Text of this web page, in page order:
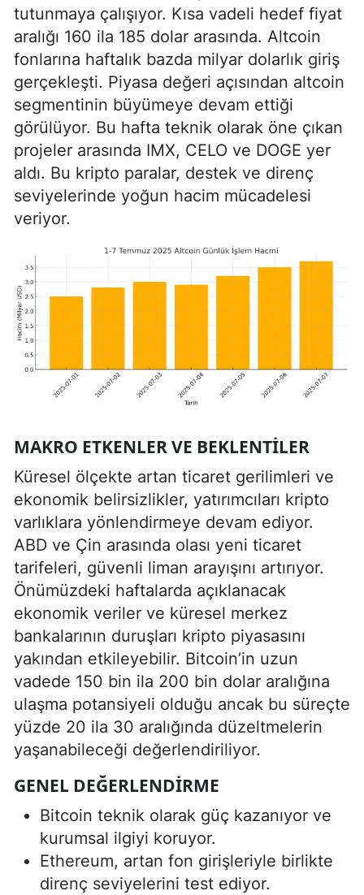
tutunmaya çalışıyor. Kısa vadeli hedef fiyat
aralığı 160 ila 185 dolar arasında. Altcoin
fonlarına haftalık bazda milyar dolarlık giriş
gerçekleşti. Piyasa değeri açısından altcoin
segmentinin büyümeye devam ettiği
görülüyor. Bu hafta teknik olarak öne çıkan
projeler arasında IMX, CELO ve DOGE yer
aldı. Bu kripto paralar, destek ve direnç
seviyelerinde yoğun hacim mücadelesi
veriyor.
MAKRO ETKENLER VE BEKLENTILER
Küresel ölçekte artan ticaret gerilimleri ve
ekonomik belirsizlikler, yatırımcıları kripto
varlıklara yönlendirmeye devam ediyor.
ABD ve Çin arasında olası yeni ticaret
tarifeleri, güvenli liman arayışını artırıyor.
Önümüzdeki haftalarda açıklanacak
ekonomik veriler ve küresel merkez
bankalarının duruşları kripto piyasasını
yakından etkileyebilir. Bitcoin’in uzun
vadede 150 bin ila 200 bin dolar aralığına
ulaşma potansiyeli olduğu ancak bu süreçte
yüzde 20 ila 30 aralığında düzeltmelerin
yaşanabileceği değerlendiriliyor.
GENEL DEĞERLENDIRME
Bitcoin teknik olarak güç kazanıyor ve
kurumsal ilgiyi koruyor.
Ethereum, artan fon girişleriyle birlikte
direnç seviyelerini test ediyor.